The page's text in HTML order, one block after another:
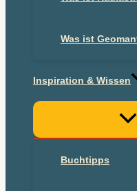
Was ist
Inspiration & Wissen
Buchtipps